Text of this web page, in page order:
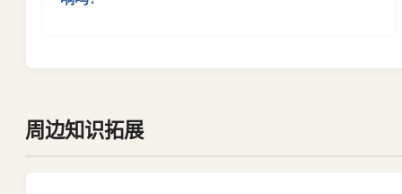
周边知识拓展